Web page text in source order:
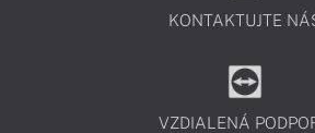
KONTAKTUJTE
VZDIALENÁ